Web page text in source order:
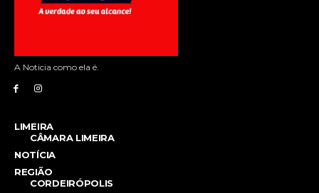
A Noticia como ela é.
LIMEIRA
CÂMARA LIMEIRA
NOTÍCIA
REGIÃO
CORDEIRÓPOLIS